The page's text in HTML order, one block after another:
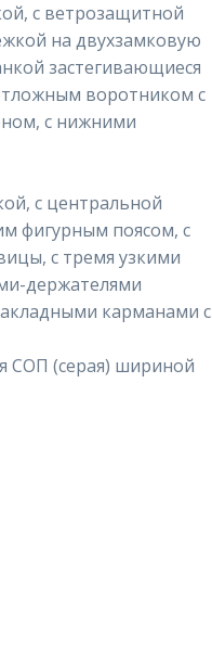
с ветрозащитной
на двухзамковую
застегивающиеся
воротником с
с нижними
с центральной
фигурным поясом, с
с тремя узкими
держателями
карманами с
СОП (серая) шириной